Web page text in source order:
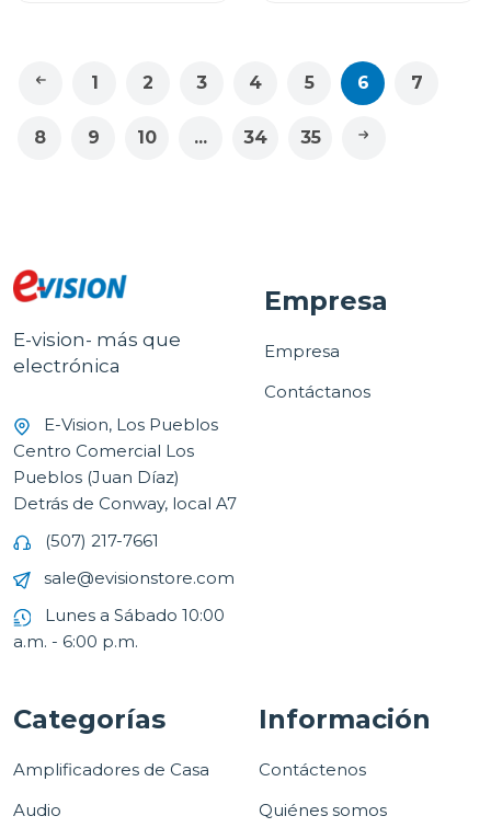
1 2 3 4 5 6 7
8 9 10 ... 34 35
E-vision- más que
electrónica
E-Vision, Los Pueblos
Centro Comercial Los
Pueblos (Juan Díaz)
Detrás de Conway, local A7
(507) 217-7661
sale@evisionstore.com
Lunes a Sábado 10:00
a.m. - 6:00 p.m.
Empresa
Empresa
Contáctanos
Categorías
Amplificadores de Casa
Audio
Información
Contáctenos
Quiénes somos